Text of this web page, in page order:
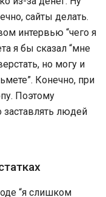
сайты делать.
интервью “чего я
я бы сказал “мне
но могу и
Конечно, при
Поэтому
людей
“я слишком